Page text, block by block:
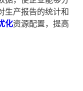
生产报告的统计和
化资源配置，提高